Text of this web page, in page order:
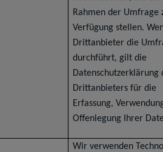
Rahmen der Umfrage
Verfügung stellen.
Drittanbieter die
durchführt, gilt die
Datenschutzerklärung
Drittanbieters für die
Erfassung,
Offenlegung Ihrer
Wir verwenden